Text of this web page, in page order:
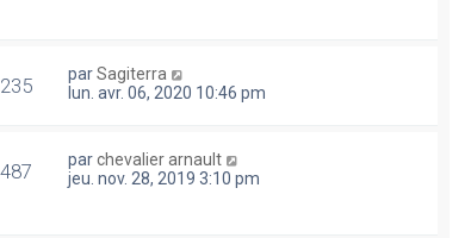
parSagiterra
lun. avr. 06, 2020 10:46 pm
parchevalier arnault
jeu. nov. 28, 2019 3:10 pm